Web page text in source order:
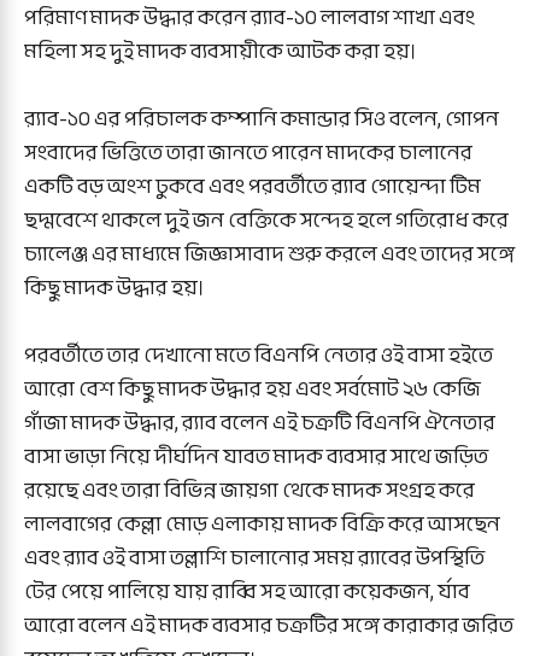
পরিমাণ মাদক উদ্ধার করেন র‍্যাব-১০ লালবাগ শাখা এবং
মহিলা সহ দুই মাদক ব্যবসায়ীকে আটক করা হয়।
র‍্যাব-১০ এর পরিচালক কম্পানি কমান্ডার সিও বলেন, গোপন
সংবাদের ভিত্তিতে তারা জানতে পারেন মাদকের চালানের
একটি বড় অংশ ঢুকবে এবং পরবর্তীতে র‍্যাব গোয়েন্দা টিম
ছদ্মবেশে থাকলে দুই জন বেক্তিকে সন্দেহ হলে গতিরোধ করে
চ্যালেঞ্জ এর মাধ্যমে জিজ্ঞাসাবাদ শুরু করলে এবং তাদের সঙ্গে
কিছু মাদক উদ্ধার হয়।
পরবর্তীতে তার দেখানো মতে বিএনপি নেতার ওই বাসা হইতে
আরো বেশ কিছু মাদক উদ্ধার হয় এবং সর্বমোট ২৬ কেজি
গাঁজা মাদক উদ্ধার, র‍্যাব বলেন এই চক্রটি বিএনপি ঐনেতার
বাসা ভাড়া নিয়ে দীর্ঘদিন যাবত মাদক ব্যবসার সাথে জড়িত
রয়েছে এবং তারা বিভিন্ন জায়গা থেকে মাদক সংগ্রহ করে
লালবাগের কেল্লা মোড় এলাকায় মাদক বিক্রি করে আসছেন
এবং র‍্যাব ওই বাসা তল্লাশি চালানোর সময় র‍্যাবের উপস্থিতি
টের পেয়ে পালিয়ে যায় রাব্বি সহ আরো কয়েকজন, র্যাব
আরো বলেন এই মাদক ব্যবসার চক্রটির সঙ্গে কারাকার জরিত